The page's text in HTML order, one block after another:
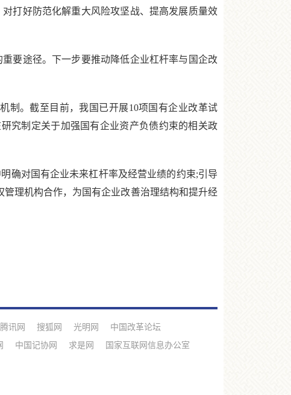
打好防范化解重大风险攻坚战、提高发展质量效
要途径。下一步要推动降低企业杠杆率与国企改
。截至目前，我国已开展10项国有企业改革试
究制定关于加强国有企业资产负债约束的相关政
对国有企业未来杠杆率及经营业绩的约束;引导
理机构合作，为国有企业改善治理结构和提升经
腾讯网 搜狐网 光明网
中国改革论坛
中国记协网 求是网
国家互联网信息办公室